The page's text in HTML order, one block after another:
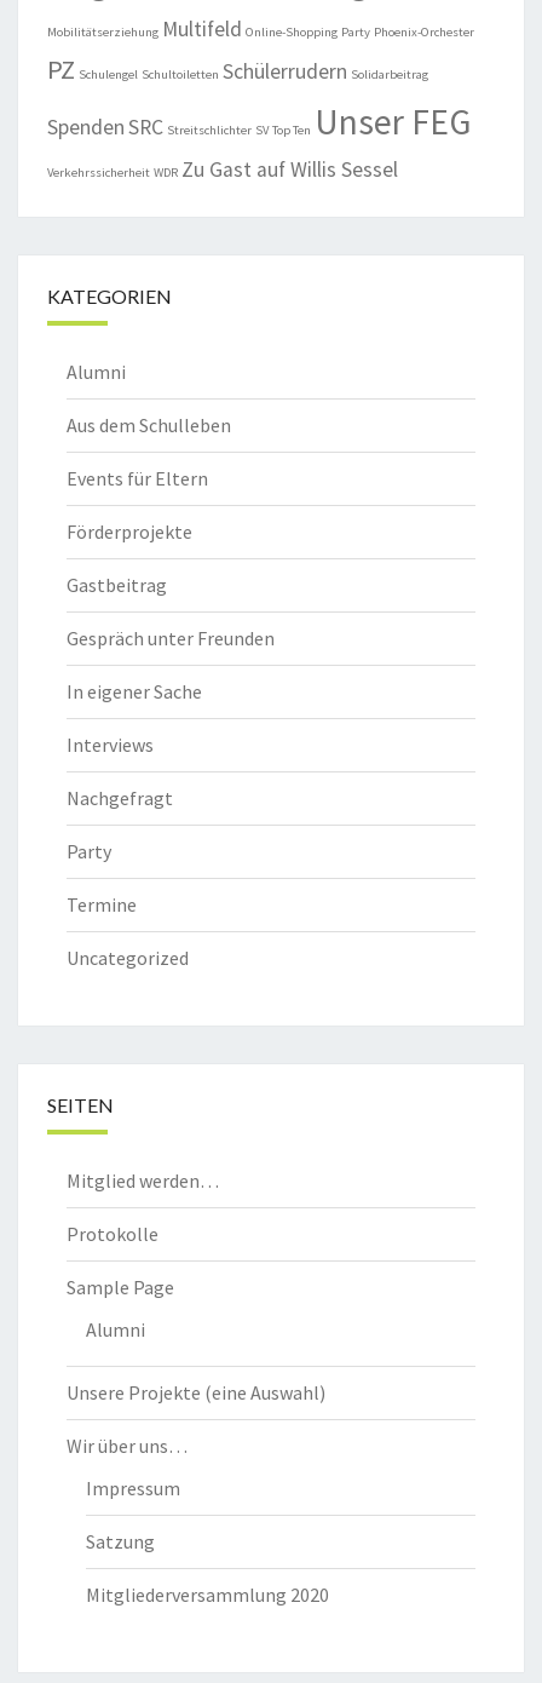
Mobilitätserziehung Multifeld Online-Shopping Party Phoenix-Orchester
PZ Schulengel Schultoiletten Schülerrudern Solidarbeitrag
SpendenSRC Streitschlichter SV Top Ten Unser FEG
Verkehrssicherheit WDR Zu Gast auf Willis Sessel
KATEGORIEN
Alumni
Aus dem Schulleben
Events für Eltern
Förderprojekte
Gastbeitrag
Gespräch unter Freunden
In eigener Sache
Interviews
Nachgefragt
Party
Termine
Uncategorized
SEITEN
Mitglied werden…
Protokolle
Sample Page
Alumni
Unsere Projekte (eine Auswahl)
Wir über uns…
Impressum
Satzung
Mitgliederversammlung 2020